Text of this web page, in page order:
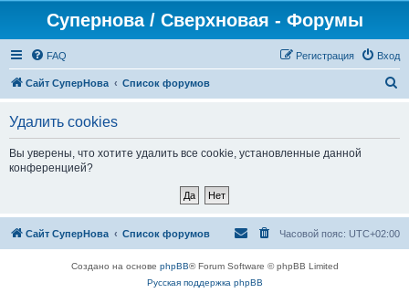
Супернова / Сверхновая - Форумы
FAQ Вход
Регистрация
Сайт СуперНова Список форумов
Удалить cookies
Вы уверены, что хотите удалить все cookie, установленные данной
конференцией?
Сайт СуперНова Список форумов Часовой пояс: UTC+02:00
Создано на основе phpBB® Forum Software © phpBB Limited
Русская поддержка phpBB